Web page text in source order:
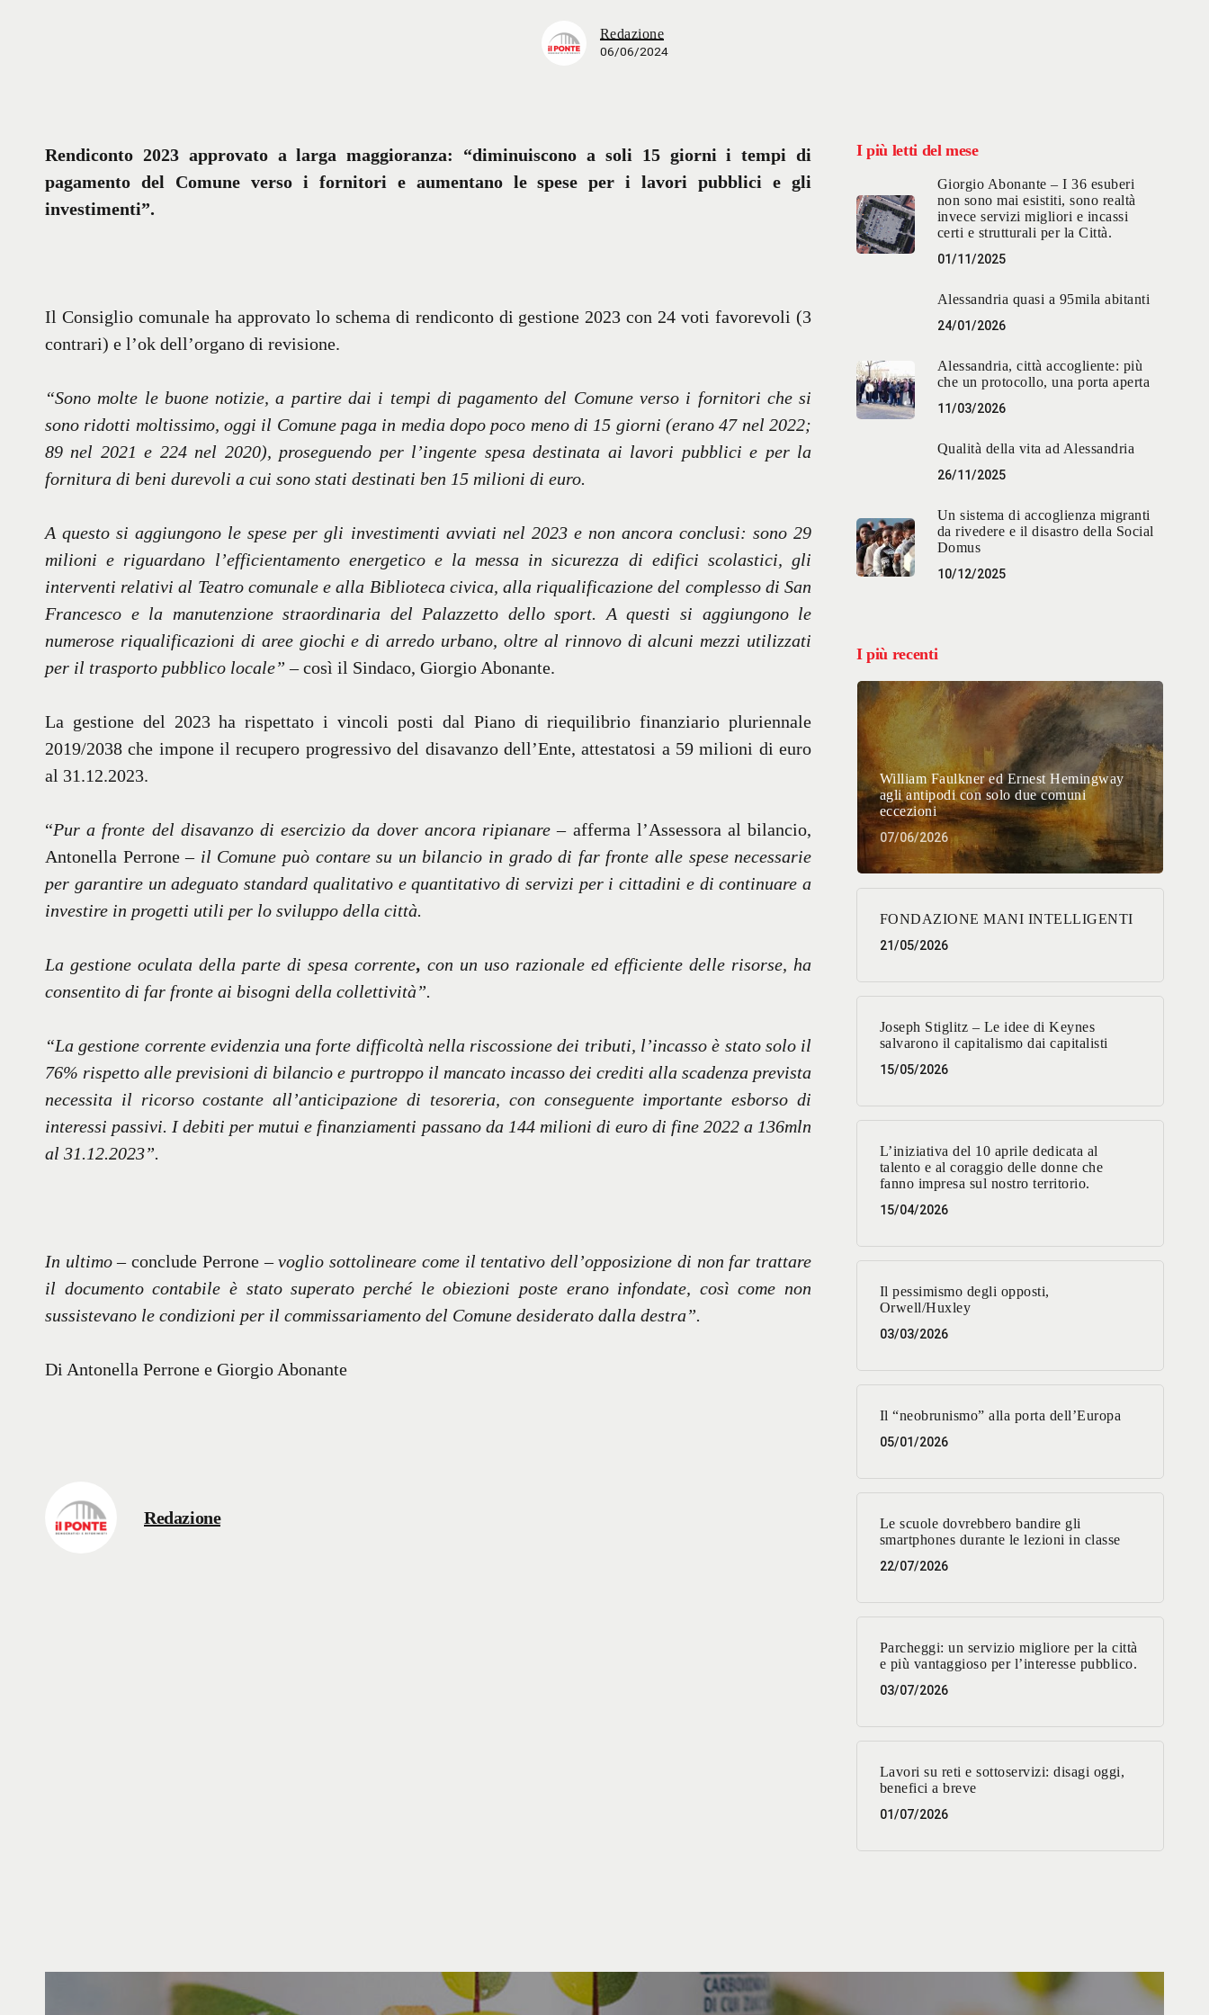
Redazione
06/06/2024
Rendiconto 2023 approvato a larga maggioranza: “diminuiscono a soli 15 giorni i tempi di
pagamento del Comune verso i fornitori e aumentano le spese per i lavori pubblici e gli
investimenti”.
Il Consiglio comunale ha approvato lo schema di rendiconto di gestione 2023 con 24 voti favorevoli (3
contrari) e l’ok dell’organo di revisione.
“Sono molte le buone notizie, a partire dai i tempi di pagamento del Comune verso i fornitori che si
sono ridotti moltissimo, oggi il Comune paga in media dopo poco meno di 15 giorni (erano 47 nel 2022;
89 nel 2021 e 224 nel 2020), proseguendo per l’ingente spesa destinata ai lavori pubblici e per la
fornitura di beni durevoli a cui sono stati destinati ben 15 milioni di euro.
A questo si aggiungono le spese per gli investimenti avviati nel 2023 e non ancora conclusi: sono 29
milioni e riguardano l’efficientamento energetico e la messa in sicurezza di edifici scolastici, gli
interventi relativi al Teatro comunale e alla Biblioteca civica, alla riqualificazione del complesso di San
Francesco e la manutenzione straordinaria del Palazzetto dello sport. A questi si aggiungono le
numerose riqualificazioni di aree giochi e di arredo urbano, oltre al rinnovo di alcuni mezzi utilizzati
per il trasporto pubblico locale” – così il Sindaco, Giorgio Abonante.
La gestione del 2023 ha rispettato i vincoli posti dal Piano di riequilibrio finanziario pluriennale
2019/2038 che impone il recupero progressivo del disavanzo dell’Ente, attestatosi a 59 milioni di euro
al 31.12.2023.
“Pur a fronte del disavanzo di esercizio da dover ancora ripianare – afferma l’Assessora al bilancio,
Antonella Perrone – il Comune può contare su un bilancio in grado di far fronte alle spese necessarie
per garantire un adeguato standard qualitativo e quantitativo di servizi per i cittadini e di continuare a
investire in progetti utili per lo sviluppo della città.
La gestione oculata della parte di spesa corrente, con un uso razionale ed efficiente delle risorse, ha
consentito di far fronte ai bisogni della collettività”.
“La gestione corrente evidenzia una forte difficoltà nella riscossione dei tributi, l’incasso è stato solo il
76% rispetto alle previsioni di bilancio e purtroppo il mancato incasso dei crediti alla scadenza prevista
necessita il ricorso costante all’anticipazione di tesoreria, con conseguente importante esborso di
interessi passivi. I debiti per mutui e finanziamenti passano da 144 milioni di euro di fine 2022 a 136mln
al 31.12.2023”.
In ultimo– conclude Perrone –voglio sottolineare come il tentativo dell’opposizione di non far trattare
il documento contabile è stato superato perché le obiezioni poste erano infondate, così come non
sussistevano le condizioni per il commissariamento del Comune desiderato dalla destra”.
Di Antonella Perrone e Giorgio Abonante
Redazione
I più letti del mese
Giorgio Abonante – I 36 esuberi
non sono mai esistiti, sono realtà
invece servizi migliori e incassi
certi e strutturali per la Città.
01/11/2025
Alessandria quasi a 95mila abitanti
24/01/2026
Alessandria, città accogliente: più
che un protocollo, una porta aperta
11/03/2026
Qualità della vita ad Alessandria
26/11/2025
Un sistema di accoglienza migranti
da rivedere e il disastro della Social
Domus
10/12/2025
I più recenti
William Faulkner ed Ernest Hemingway
agli antipodi con solo due comuni
eccezioni
07/06/2026
FONDAZIONE MANI INTELLIGENTI
21/05/2026
Joseph Stiglitz – Le idee di Keynes
salvarono il capitalismo dai capitalisti
15/05/2026
L’iniziativa del 10 aprile dedicata al
talento e al coraggio delle donne che
fanno impresa sul nostro territorio.
15/04/2026
Il pessimismo degli opposti,
Orwell/Huxley
03/03/2026
Il “neobrunismo” alla porta dell’Europa
05/01/2026
Le scuole dovrebbero bandire gli
smartphones durante le lezioni in classe
22/07/2026
Parcheggi: un servizio migliore per la città
e più vantaggioso per l’interesse pubblico.
03/07/2026
Lavori su reti e sottoservizi: disagi oggi,
benefici a breve
01/07/2026